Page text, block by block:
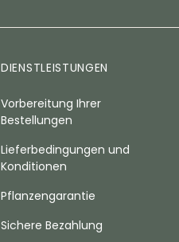
DIENSTLEISTUNGEN
Vorbereitung Ihrer
Bestellungen
Lieferbedingungen und
Konditionen
Pflanzengarantie
Sichere Bezahlung